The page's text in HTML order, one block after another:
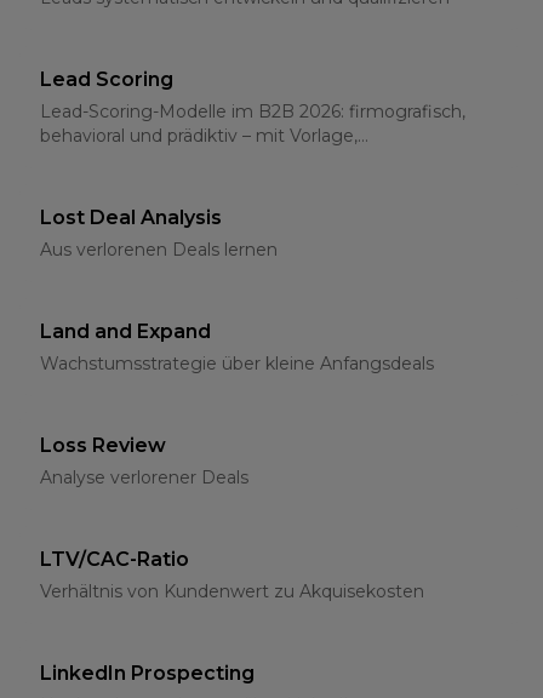
Lead Scoring
Lead-Scoring-Modelle im B2B 2026: firmografisch,
behavioral und prädiktiv – mit Vorlage,
Lost Deal Analysis
Aus verlorenen Deals lernen
Land and Expand
Wachstumsstrategie über kleine Anfangsdeals
Loss Review
Analyse verlorener Deals
LTV/CAC-Ratio
Verhältnis von Kundenwert zu Akquisekosten
LinkedIn Prospecting